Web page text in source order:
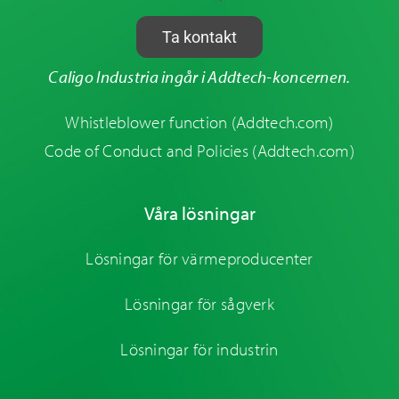
Ta kontakt
Caligo Industria ingår i Addtech-koncernen.
Whistleblower function (Addtech.com)
Code of Conduct and Policies (Addtech.com)
Våra lösningar
Lösningar för värmeproducenter
Lösningar för sågverk
Lösningar för industrin